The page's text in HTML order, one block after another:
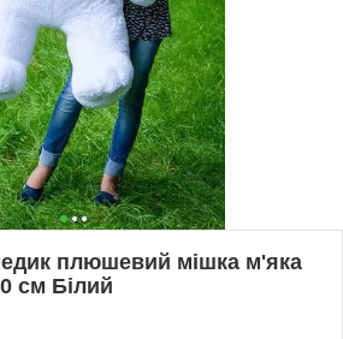
плюшевий мішка м'яка
см Білий